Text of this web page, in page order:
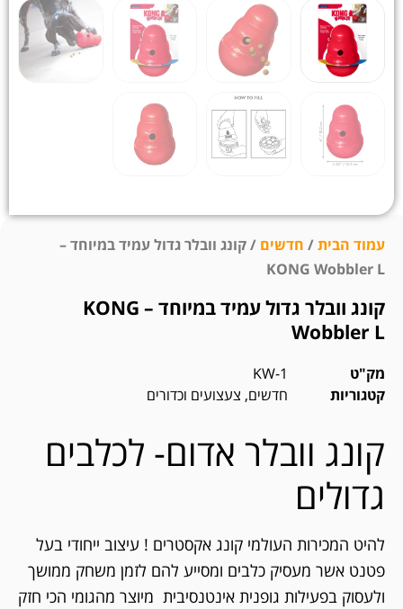
עמוד הבית/ חדשים / קונג וובלר גדול עמיד במיוחד –
KONG Wobbler L
קונג וובלר גדול עמיד במיוחד – KONG
Wobbler L
מק"ט
KW-1
קטגוריות
חדשים, צעצועים וכדורים
קונג וובלר אדום- לכלבים
גדולים
להיט המכירות העולמי קונג אקסטרים ! עיצוב ייחודי בעל
פטנט אשר מעסיק כלבים ומסייע להם לזמן משחק ממושך
ולעסוק בפעילות גופנית אינטנסיבית מיוצר מהגומי הכי חזק